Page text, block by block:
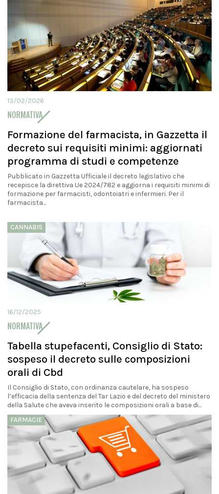
13/02/2026
NORMATIVA
Formazione del farmacista, in Gazzetta il
decreto sui requisiti minimi: aggiornati
programma di studi e competenze
Pubblicato in Gazzetta Ufficiale il decreto legislativo che
recepisce la direttiva Ue 2024/782 e aggiorna i requisiti minimi di
formazione per farmacisti, odontoiatri e infermieri. Per il
farmacista...
CANNABIS
16/12/2025
NORMATIVA
Tabella stupefacenti, Consiglio di Stato:
sospeso il decreto sulle composizioni
orali di Cbd
Il Consiglio di Stato, con ordinanza cautelare, ha sospeso
l’efficacia della sentenza del Tar Lazio e del decreto del ministero
della Salute che aveva inserito le composizioni orali a base di...
FARMACIE